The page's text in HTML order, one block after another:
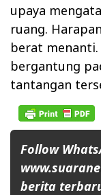
upaya
ruang.
berat menanti.
bergantung
tantangan
Follow
berita